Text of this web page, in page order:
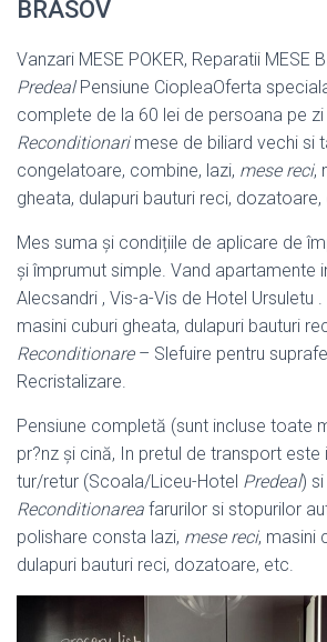
BRASOV
Vanzari MESE POKER, Reparatii MESE
PredealPensiune CiopleaOferta
complete de la 60 lei de persoana pe
Reconditionarimese de biliard vechi si
congelatoare, combine, lazi, mese reci,
gheata, dulapuri bauturi reci, dozatoare,
Mes suma și condițiile de aplicare de
și împrumut simple. Vand apartamente
Alecsandri , Vis-a-Vis de Hotel Ursuletu .
masini cuburi gheata, dulapuri bauturi
Reconditionare– Slefuire pentru
Recristalizare.
Pensiune completă (sunt incluse toate
pr?nz și cină, In pretul de transport
tur/retur (Scoala/Liceu-Hotel Predeal)
Reconditionarea farurilor si stopurilor
polishare consta lazi, mese reci, masini
dulapuri bauturi reci, dozatoare, etc.